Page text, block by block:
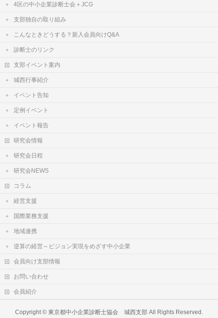
4区の中小企業診断士会＋JCG
支部独自の取り組み
こんなときどうする？新入会員向けQ&A
診断士のリンク
支部イベント案内
城西行事紹介
イベント告知
定例イベント
イベント報告
研究会情報
研究会日程
研究会NEWS
コラム
経営支援
国際業務支援
地域連携
逆算の経営～ビジョン実現をめざす中小企業
会員向け支部情報
お問い合わせ
会員紹介
Copyright © 東京都中小企業診断士協会 城西支部All Rights Reserved.